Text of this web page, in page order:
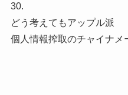
30.
どう考えてもアップル派
個人情報搾取のチャイナメ